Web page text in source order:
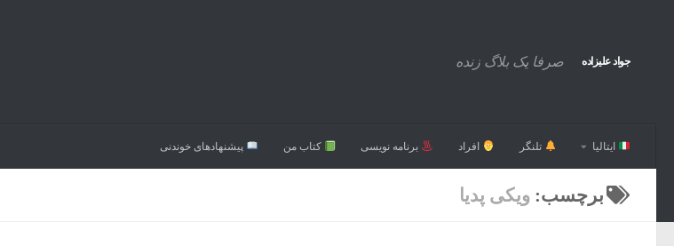
جواد علیزاده صرفا یک بلاگ زنده
ایتالیا تلنگر افراد برنامه نویسی کتاب من پیشنهاد‌های خوندنی
برچسب: ویکی پدیا